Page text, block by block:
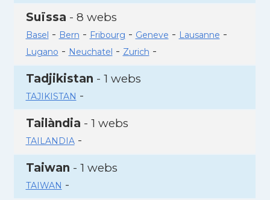
Suïssa - 8 webs
Basel - Bern - Fribourg - Geneve - Lausanne -
Lugano - Neuchatel - Zurich -
Tadjikistan - 1 webs
TAJIKISTAN -
Tailàndia - 1 webs
TAILANDIA-
Taiwan - 1 webs
TAIWAN -